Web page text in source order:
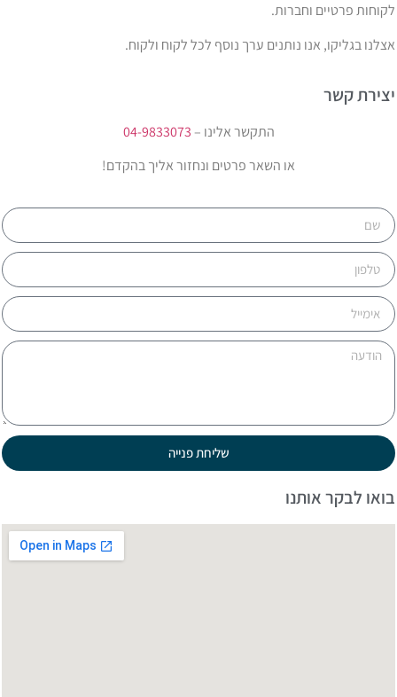
לקוחות פרטיים וחברות.
אצלנו בגליקו, אנו נותנים ערך נוסף לכל לקוח ולקוח.
יצירת קשר
התקשר אלינו – 04-9833073
או השאר פרטים ונחזור אליך בהקדם!
שליחת פנייה
בואו לבקר אותנו